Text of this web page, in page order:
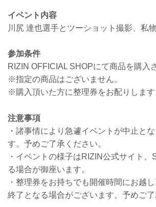
イベント内容
川尻 達也選手とツーショット撮影、私
参加条件
RIZIN OFFICIAL SHOPにて商品を購入
※指定の商品はございません。
※購入頂いた方に整理券をお配りします
注意事項
・諸事情により急遽イベントが中止と
す。予めご了承ください。
・イベントの様子はRIZIN公式サイト
る場合が御座います。
・整理券をお持ちでも開催時間にお越し
終了となる場合がございます。予めご了